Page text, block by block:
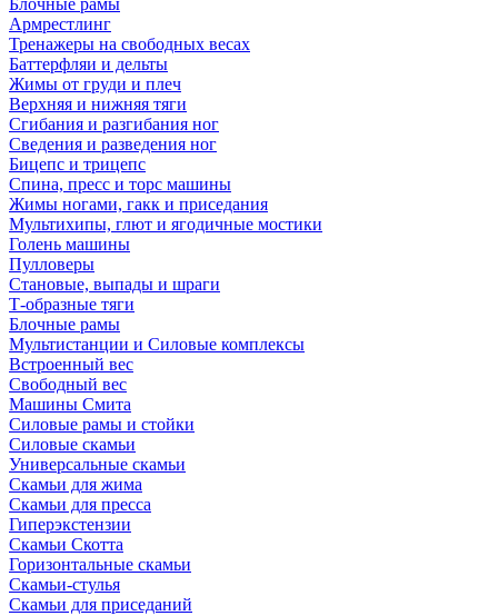
Блочные рамы
Армрестлинг
Тренажеры на свободных весах
Баттерфляи и дельты
Жимы от груди и плеч
Верхняя и нижняя тяги
Сгибания и разгибания ног
Сведения и разведения ног
Бицепс и трицепс
Спина, пресс и торс машины
Жимы ногами, гакк и приседания
Мультихипы, глют и ягодичные мостики
Голень машины
Пулловеры
Становые, выпады и шраги
Т-образные тяги
Блочные рамы
Мультистанции и Силовые комплексы
Встроенный вес
Свободный вес
Машины Смита
Силовые рамы и стойки
Силовые скамьи
Универсальные скамьи
Скамьи для жима
Скамьи для пресса
Гиперэкстензии
Скамьи Скотта
Горизонтальные скамьи
Скамьи-стулья
Скамьи для приседаний